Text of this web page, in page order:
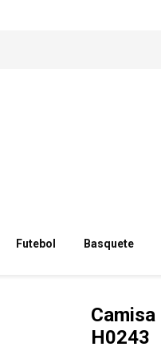
Futebol Basquete
H0243